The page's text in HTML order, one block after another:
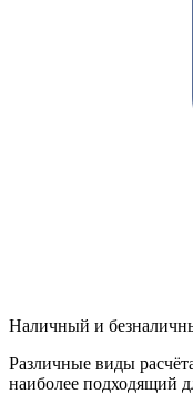
Наличный и
Различные виды
наиболее подходящий